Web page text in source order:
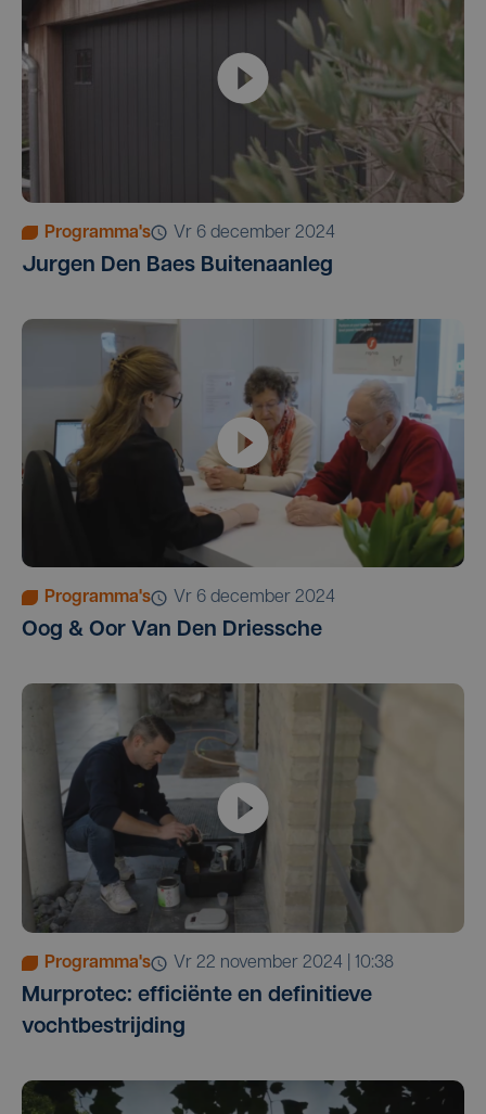
Programma's vr 6 december 2024
Jurgen Den Baes Buitenaanleg
Programma's vr 6 december 2024
Oog & Oor Van Den Driessche
Programma's vr 22 november 2024 | 10:38
Murprotec: efficiënte en definitieve
vochtbestrijding